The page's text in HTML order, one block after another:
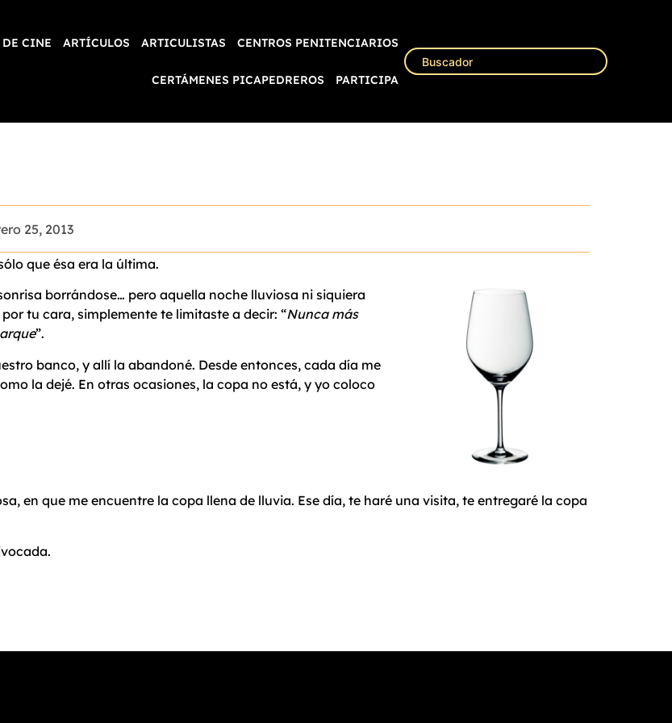
CINE ARTÍCULOS ARTICULISTAS CENTROS PENITENCIARIOS
CERTÁMENES PICAPEDREROS PARTICIPA
25, 2013
que ésa era la última.
borrándose… pero aquella noche lluviosa ni siquiera
tu cara, simplemente te limitaste a decir: “Nunca más
”.
banco, y allí la abandoné. Desde entonces, cada día me
la dejé. En otras ocasiones, la copa no está, y yo coloco
en que me encuentre la copa llena de lluvia. Ese día, te haré una visita, te entregaré la copa